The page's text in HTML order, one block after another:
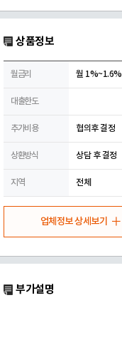
상품정보
월금리 월 1%~1.6%
대출한도
추가비용 협의후 결정
상환방식 상담 후 결정
지역 전체
업체정보 상세보기
부가설명